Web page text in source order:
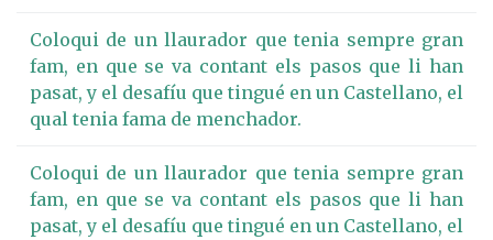
Coloqui de un llaurador que tenia sempre gran
fam, en que se va contant els pasos que li han
pasat, y el desafíu que tingué en un Castellano, el
qual tenia fama de menchador.
Coloqui de un llaurador que tenia sempre gran
fam, en que se va contant els pasos que li han
pasat, y el desafíu que tingué en un Castellano, el